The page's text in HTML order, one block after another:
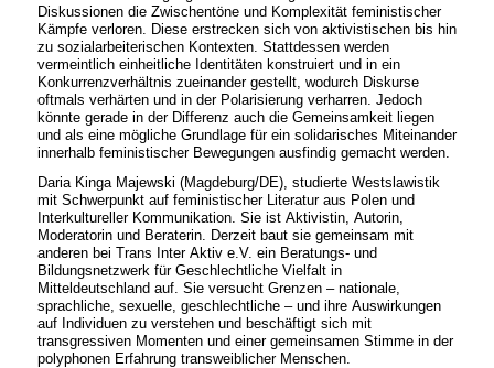
Diskussionen die Zwischentöne und Komplexität feministischer
Kämpfe verloren. Diese erstrecken sich von aktivistischen bis hin
zu sozialarbeiterischen Kontexten. Stattdessen werden
vermeintlich einheitliche Identitäten konstruiert und in ein
Konkurrenzverhältnis zueinander gestellt, wodurch Diskurse
oftmals verhärten und in der Polarisierung verharren. Jedoch
könnte gerade in der Differenz auch die Gemeinsamkeit liegen
und als eine mögliche Grundlage für ein solidarisches Miteinander
innerhalb feministischer Bewegungen ausfindig gemacht werden.
Daria Kinga Majewski (Magdeburg/DE), studierte Westslawistik
mit Schwerpunkt auf feministischer Literatur aus Polen und
Interkultureller Kommunikation. Sie ist Aktivistin, Autorin,
Moderatorin und Beraterin. Derzeit baut sie gemeinsam mit
anderen bei Trans Inter Aktiv e.V. ein Beratungs- und
Bildungsnetzwerk für Geschlechtliche Vielfalt in
Mitteldeutschland auf. Sie versucht Grenzen – nationale,
sprachliche, sexuelle, geschlechtliche – und ihre Auswirkungen
auf Individuen zu verstehen und beschäftigt sich mit
transgressiven Momenten und einer gemeinsamen Stimme in der
polyphonen Erfahrung transweiblicher Menschen.